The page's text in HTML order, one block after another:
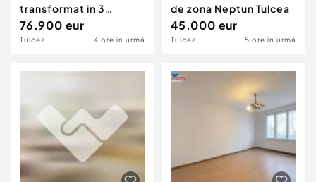
transformat in 3
camere de zona C5-
Tulc
76.900 eur
Tulcea 4 ore în urmă
de zona Neptun Tulcea
45.000 eur
Tulcea 5 ore în urmă